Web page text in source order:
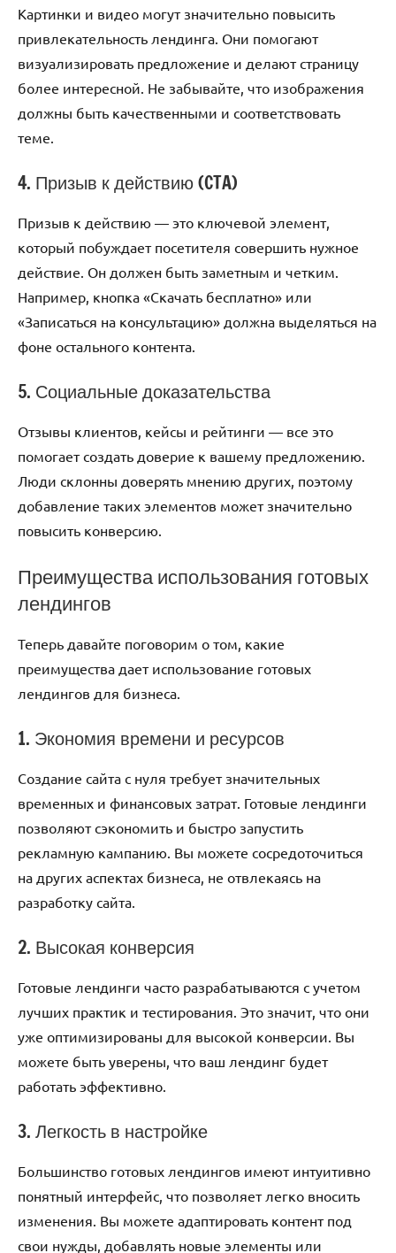
Картинки и видео могут значительно повысить
привлекательность лендинга. Они помогают
визуализировать предложение и делают страницу
более интересной. Не забывайте, что изображения
должны быть качественными и соответствовать
теме.
4. Призыв к действию (CTA)
Призыв к действию — это ключевой элемент,
который побуждает посетителя совершить нужное
действие. Он должен быть заметным и четким.
Например, кнопка «Скачать бесплатно» или
«Записаться на консультацию» должна выделяться на
фоне остального контента.
5. Социальные доказательства
Отзывы клиентов, кейсы и рейтинги — все это
помогает создать доверие к вашему предложению.
Люди склонны доверять мнению других, поэтому
добавление таких элементов может значительно
повысить конверсию.
Преимущества использования готовых
лендингов
Теперь давайте поговорим о том, какие
преимущества дает использование готовых
лендингов для бизнеса.
1. Экономия времени и ресурсов
Создание сайта с нуля требует значительных
временных и финансовых затрат. Готовые лендинги
позволяют сэкономить и быстро запустить
рекламную кампанию. Вы можете сосредоточиться
на других аспектах бизнеса, не отвлекаясь на
разработку сайта.
2. Высокая конверсия
Готовые лендинги часто разрабатываются с учетом
лучших практик и тестирования. Это значит, что они
уже оптимизированы для высокой конверсии. Вы
можете быть уверены, что ваш лендинг будет
работать эффективно.
3. Легкость в настройке
Большинство готовых лендингов имеют интуитивно
понятный интерфейс, что позволяет легко вносить
изменения. Вы можете адаптировать контент под
свои нужды, добавлять новые элементы или